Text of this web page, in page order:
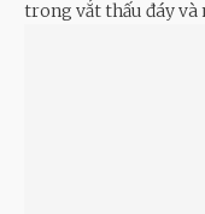
trong vắt thấu đáy và